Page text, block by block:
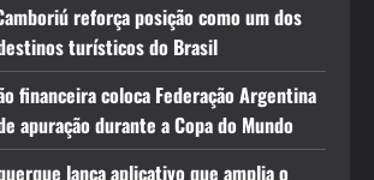
reforça posição como um dos
turísticos do Brasil
financeira coloca Federação Argentina
apuração durante a Copa do Mundo
lança aplicativo que amplia o